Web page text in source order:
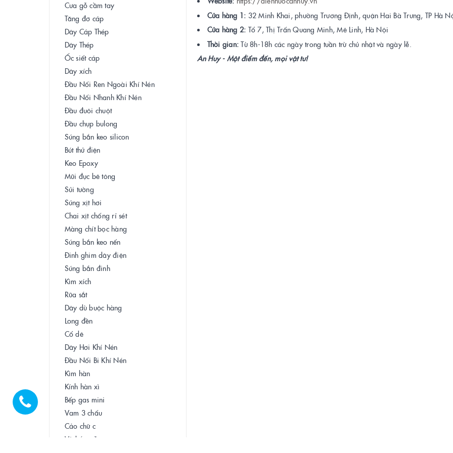
Cửa hàng 1: 32 Minh Khai, phường Trương Định, quận Hai Bà Trưng, TP Hà
Cửa hàng 2: Tổ 7, Thị Trấn Quang Minh, Mê Linh, Hà Nội
Thời gian: Từ 8h-18h các ngày trong tuần trừ chủ nhật và ngày lễ.
An Huy - Một điểm đến, mọi vật tư!
Cưa gỗ cầm tay
Tăng đơ cáp
Dây Cáp Thép
Dây Thép
Ốc siết cáp
Dây xích
Đầu Nối Ren Ngoài Khí Nén
Đầu Nối Nhanh Khí Nén
Đầu đuôi chuột
Đầu chụp bulong
Súng bắn keo silicon
Bút thử điện
Keo Epoxy
Mũi đục bê tông
Sủi tường
Súng xịt hơi
Chai xịt chống rỉ sét
Màng chít bọc hàng
Súng bắn keo nến
Đinh ghim dây điện
Súng bắn đinh
Kìm xích
Rũa sắt
Dây dù buộc hàng
Long đền
Cổ dê
Dây Hơi Khí Nén
Đầu Nối Bi Khí Nén
Kìm hàn
Kính hàn xì
Bếp gas mini
Vam 3 chấu
Cảo chữ c
Vít bắn gỗ